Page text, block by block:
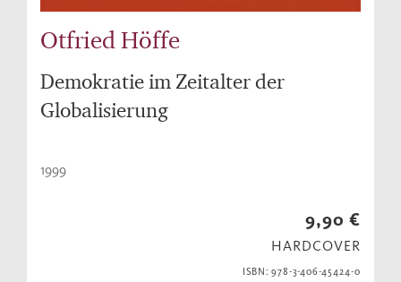
Otfried Höffe
Demokratie im Zeitalter der
Globalisierung
1999
9,90 €
HARDCOVER
ISBN: 978-3-406-45424-0